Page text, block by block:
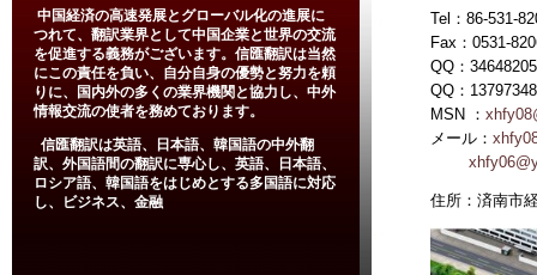
中国経済の高速発展とグローバル化の進展に
つれて、翻訳業界として中国企業と世界の交流
を促進する義務がございます。信匯翻訳は当然
にこの責任を負い、自分自身の優勢と努力を頼
りに、国内外の多くの業界機関と協力し、中外
情報交流の使者を務めております。
信匯翻訳は英語、日本語、韓国語の中外翻
訳、外国語間の翻訳に専心し、英語、日本語、
ロシア語、韓国語をはじめとする多国語に対応
し、ビジネス、金融
Tel：86-531-
Fax：0531-
QQ：
QQ：
MSN ：
メール：
住所：済南市